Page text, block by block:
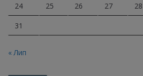
24 25 26 27 28
31
« Лип